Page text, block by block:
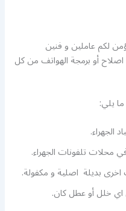
لكم عاملين و فنين
أو برمجة الهواتف من كل
يلي:
الجهراء.
في محلات تلفونات الجهراء.
بديلة اصلية و مكفولة.
اي خلل أو عطل كان.